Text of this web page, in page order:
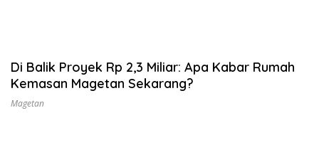
Di Balik Proyek Rp 2,3 Miliar: Apa Kabar Rumah
Kemasan Magetan Sekarang?
Magetan